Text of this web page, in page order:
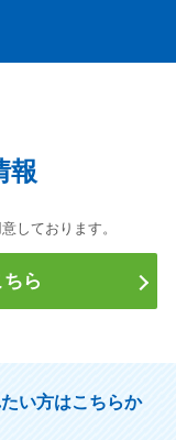
報
しております。
ら
い方はこちらか